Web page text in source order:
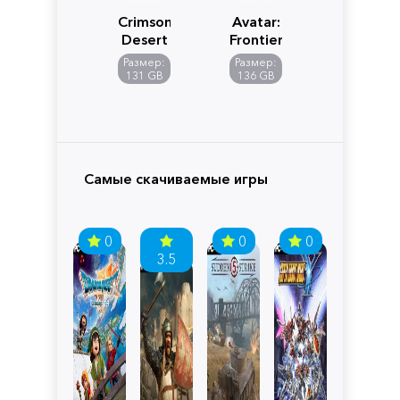
Crimson
Desert
Размер:
131 GB
Avatar:
Frontiers
of
Pandora
Размер:
136 GB
Самые скачиваемые игры
0
3.5
0 0